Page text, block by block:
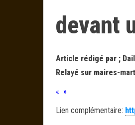
devant
Article rédigé par ;
Relayé sur maires-
« »
Lien complémentaire: